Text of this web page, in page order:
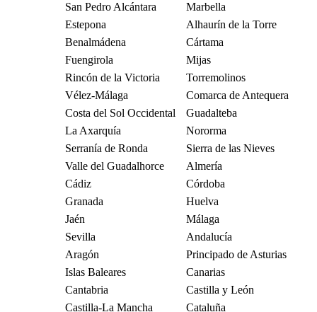
San Pedro Alcántara
Marbella
Estepona
Alhaurín de la Torre
Benalmádena
Cártama
Fuengirola
Mijas
Rincón de la Victoria
Torremolinos
Vélez-Málaga
Comarca de Antequera
Costa del Sol Occidental
Guadalteba
La Axarquía
Nororma
Serranía de Ronda
Sierra de las Nieves
Valle del Guadalhorce
Almería
Cádiz
Córdoba
Granada
Huelva
Jaén
Málaga
Sevilla
Andalucía
Aragón
Principado de Asturias
Islas Baleares
Canarias
Cantabria
Castilla y León
Castilla-La Mancha
Cataluña